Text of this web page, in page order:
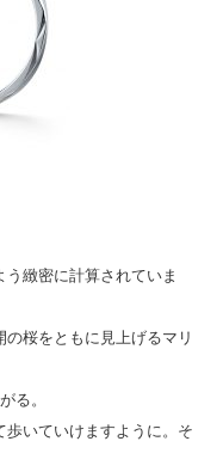
緻密に計算されていま
桜をともに見上げるマリ
る。
いていけますように。そ